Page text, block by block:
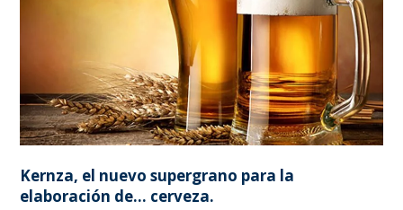
Kernza, el nuevo supergrano para la
elaboración de… cerveza.